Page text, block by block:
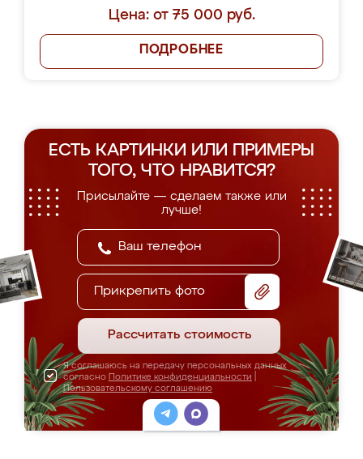
Цена: от 75 000 руб.
ПОДРОБНЕЕ
ЕСТЬ КАРТИНКИ ИЛИ ПРИМЕРЫ
ТОГО, ЧТО НРАВИТСЯ?
Присылайте — сделаем также или
лучше!
Прикрепить фото
Рассчитать стоимость
Я соглашаюсь на передачу персональных данных
согласно Политике конфиденциальности
Пользовательскому соглашению